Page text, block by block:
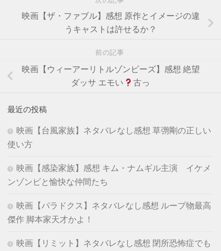
映画【ザ・ファブル】感想 原作とイメージの違
うキャストは許せるか？
前の記事
映画【ウィーアーリトルゾンビーズ】感想 絶望
ダッサ エモい
古っ
最近の投稿
映画【台風家族】ネタバレなし感想 草彅剛の正しい
使い方
映画【感染家族】感想 キム・ナムギル主演 イケメ
ンゾンビと愉快な仲間たち
映画【パラドクス】ネタバレなし感想 ループ物最高
傑作 脚本家天才かよ！
映画【リミット】ネタバレなし感想 閉所恐怖症でも